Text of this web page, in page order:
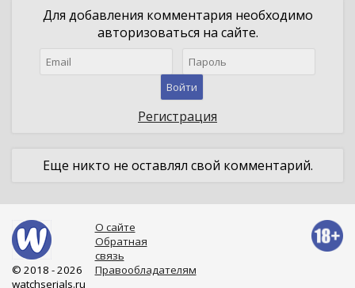
Для добавления комментария необходимо
авторизоваться на сайте.
Войти
Регистрация
Еще никто не оставлял свой комментарий.
© 2018 - 2026
watchserials.ru
О сайте
Обратная
связь
Правообладателям